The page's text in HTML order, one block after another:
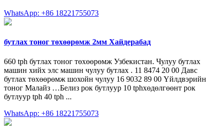
WhatsApp: +86 18221755073
бутлах тоног төхөөрөмж 2мм Хайдерабад
660 tph бутлах тоног төхөөрөмж Узбекистан. Чулуу бутлах
машин хийх элс машин чулуу бутлах . 11 8474 20 00 Давс
бутлах төхөөрөмж шохойн чулуу 16 9032 89 00 Үйлдвэрийн
тоног Малайз …Белиз рок бутлуур 10 tphхөдөлгөөнт рок
бутлуур tph 40 tph ...
WhatsApp: +86 18221755073